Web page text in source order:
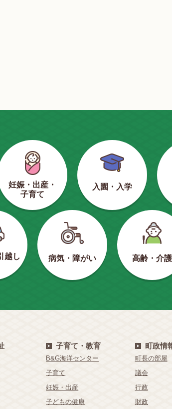
妊娠・出産・
子育て
入園・入学
越し 病気・障がい 高齢・介護
子育て・教育
B&G海洋センター
子育て
妊娠・出産
子どもの健康
町政情
町長の部屋
議会
行政
財政